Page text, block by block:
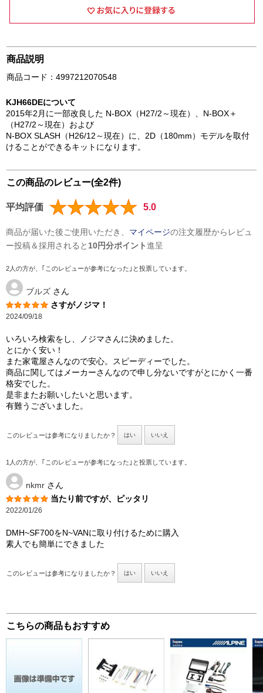
商品説明
商品コード：4997212070548
KJH66DEについて
2015年2月に一部改良した N-BOX（H27/2～現在）、N-BOX＋
（H27/2～現在）および
N-BOX SLASH（H26/12～現在）に、2D（180mm）モデルを取付
けることができるキットになります。
この商品のレビュー(全2件)
平均評価 5.0
商品が届いた後ご使用いただき、 マイページの注文履歴からレビュ
ー投稿＆採用されると 10円分ポイント進呈
2人の方が、｢このレビューが参考になった｣と投票しています。
ブルズ さん
さすがノジマ！
2024/09/18
いろいろ検索をし、ノジマさんに決めました。
とにかく安い！
また家電屋さんなので安心。スピーディーでした。
商品に関してはメーカーさんなので申し分ないですがとにかく一番
格安でした。
是非またお願いしたいと思います。
有難うございました。
このレビューは参考になりましたか？ はい いいえ
1人の方が、｢このレビューが参考になった｣と投票しています。
nkmr さん
当たり前ですが、ピッタリ
2022/01/26
DMH~SF700をN~VANに取り付けるために購入
素人でも簡単にできました
このレビューは参考になりましたか？ はい いいえ
こちらの商品もおすすめ